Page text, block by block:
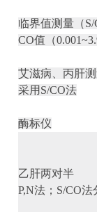
临界值测量（
CO值（
艾滋病、丙肝
采用S/CO法
酶标仪
乙肝两对半
P,N法；S/CO